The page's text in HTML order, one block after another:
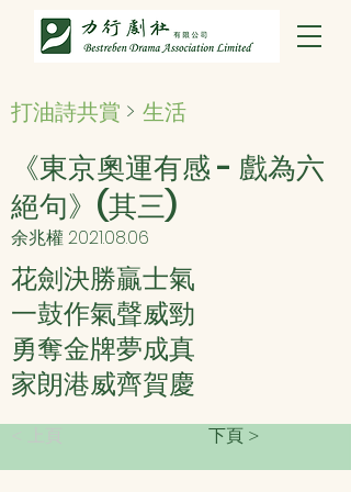
打油詩共賞 > 生活
《東京奧運有感 - 戲為六
絕句》(其三)
余兆權2021.08.06
花劍決勝贏士氣
一鼓作氣聲威勁
勇奪金牌夢成真
家朗港威齊賀慶
下頁 >